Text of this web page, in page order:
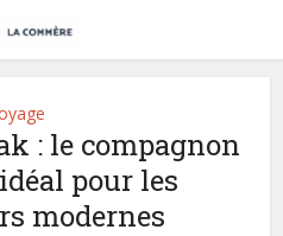
: le compagnon
pour les
modernes